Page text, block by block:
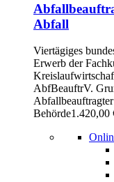
Abfall
Viertägiges
Erwerb der
AbfBeauftrV.
Behörde1.420,00